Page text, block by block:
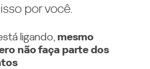
por você.
ligando, mesmo
não faça parte dos